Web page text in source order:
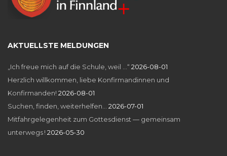
AKTUELLSTE MELDUNGEN
„Ich freue mich auf die Schule, weil …“ 2026-08-01
Herzlich willkommen, liebe Konfirmandinnen und
Konfirmanden! 2026-08-01
Suchen, finden, weiterhelfen…
2026-07-01
Mitfahrgelegenheit zum Gottesdienst — gemeinsam
unterwegs ! 2026-05-30